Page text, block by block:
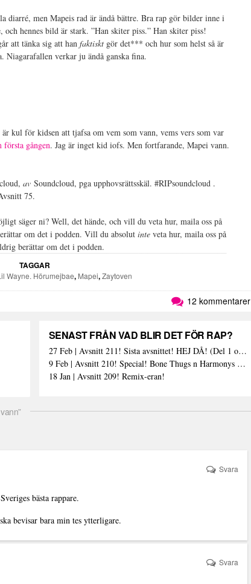
diarré, men Mapeis rad är ändå bättre. Bra rap gör bilder inne i
hennes bild är stark. ”Han skiter piss.” Han skiter piss!
att tänka sig att hanfaktiskt gör det*** och hur som helst så är
Niagarafallen verkar ju ändå ganska fina.
kul för kidsen att tjafsa om vem som vann, vems vers som var
gången. Jag är inget kid iofs. Men fortfarande, Mapei vann.
av Soundcloud, pga upphovsrättsskäl. #RIPsoundcloud .
75.
säger ni? Well, det hände, och vill du veta hur, maila oss på
om det i podden. Vill du absolutinte veta hur, maila oss på
berättar om det i podden.
TAGGAR
Wayne. Hörumejbae, Mapei,Zaytoven
12 kommentarer
SENAST FRÅN VAD BLIR DET FÖR RAP?
27 Feb | Avsnitt 211! Sista avsnittet! HEJ DÅ! (Del 1 och 2)
9 Feb | Avsnitt 210! Special! Bone Thugs n Harmonys album E.1999 Eternal
18 Jan | Avsnitt 209! Remix-eran!
bästa rappare.
bevisar bara min tes ytterligare.
Svara
Svara